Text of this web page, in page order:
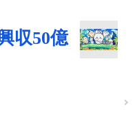
収50億